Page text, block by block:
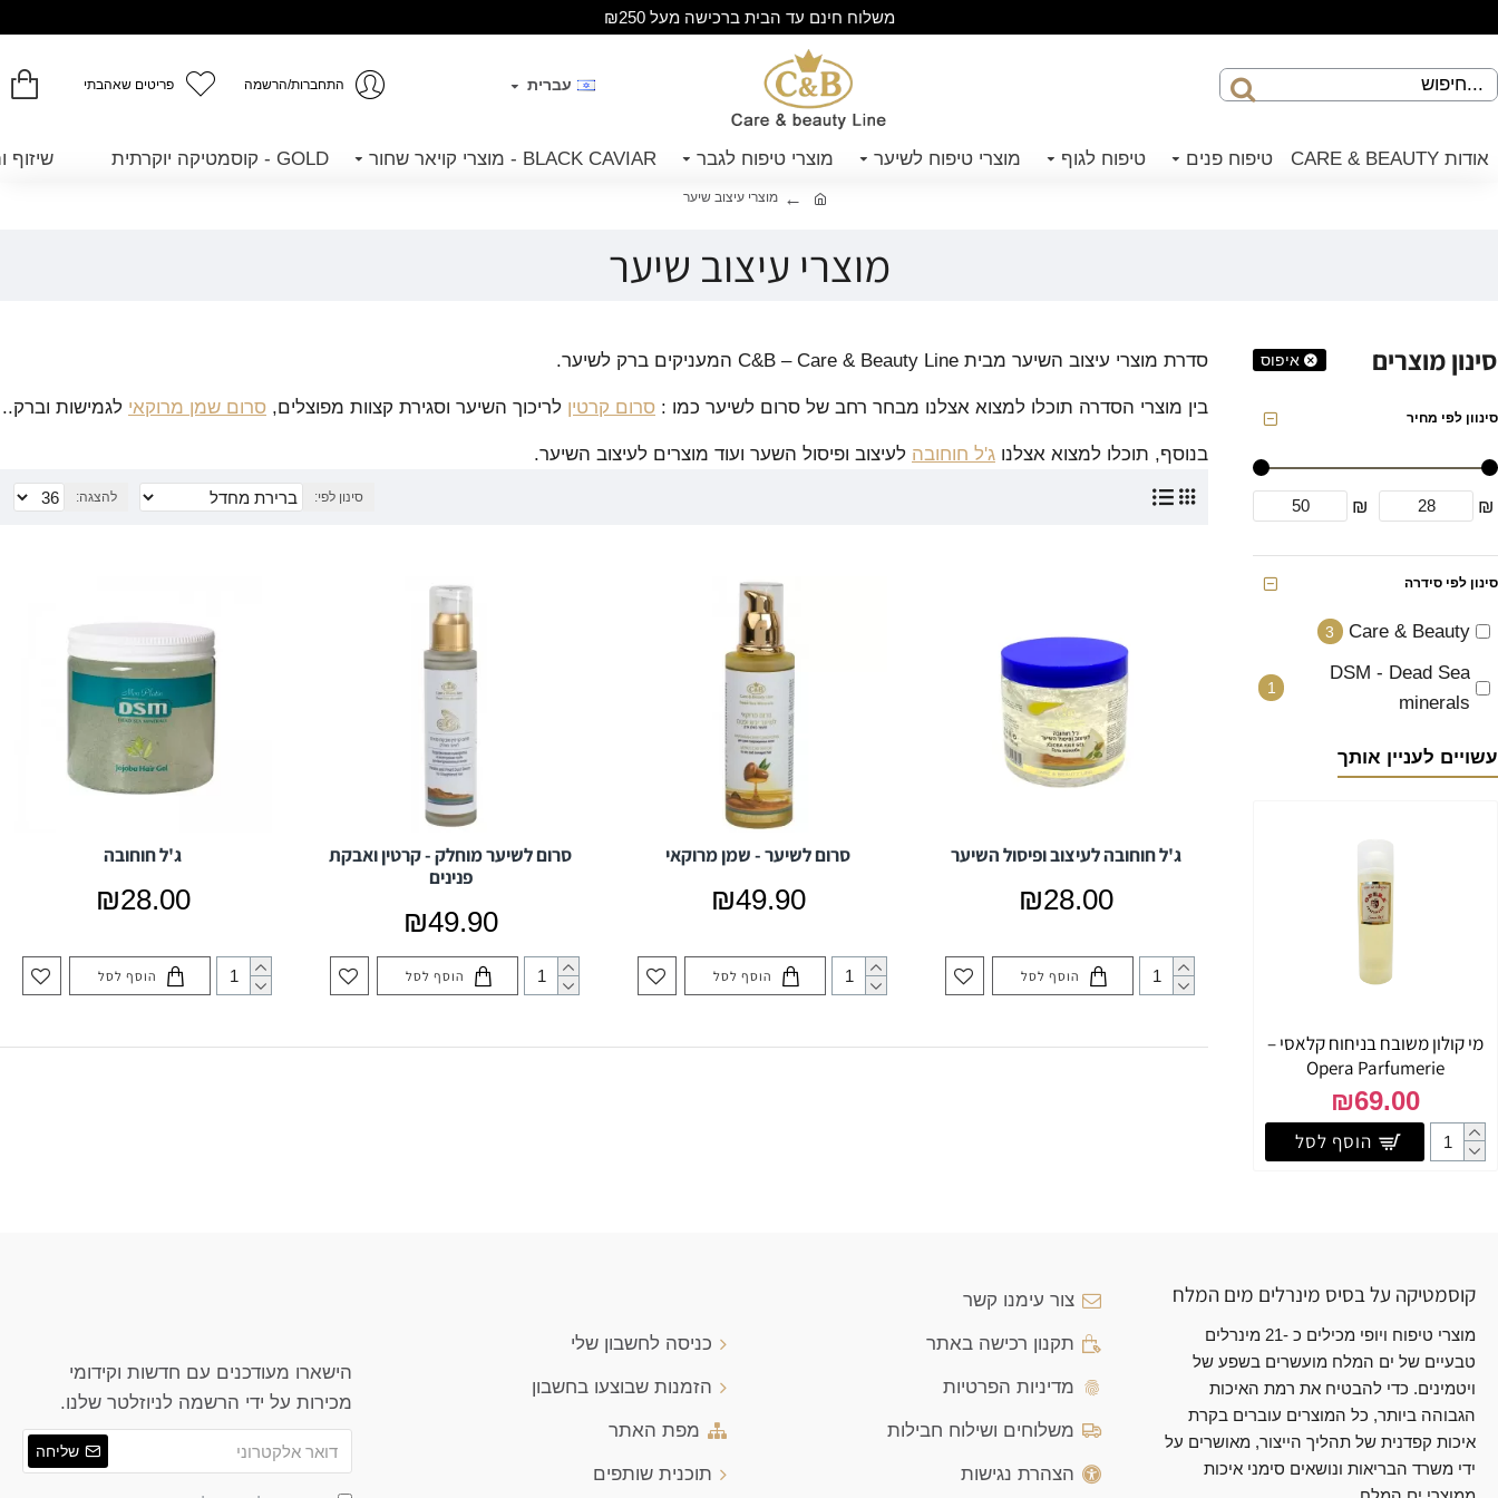
משלוח חינם עד הבית ברכישה מעל ₪250
עברית התחברות/הרשמה פריטים שאהבתי
אודות CARE & BEAUTY טיפוח פנים טיפוח לגוף מוצרי טיפוח לשיער מוצרי טיפוח לגבר BLACK CAVIAR - מוצרי קויאר שחור GOLD - קוסמטיקה יוקרתית שיזוף
מוצרי עיצוב שיער
מוצרי עיצוב שיער
סינון מוצרים איפוס
סינוון לפי מחיר
₪
₪
סינון לפי סידרה
Care & Beauty
3
DSM - Dead Sea
minerals
1
עשויים לעניין אותך
מי קולון משובח בניחוח קלאסי –
Opera Parfumerie
₪69.00
הוסף לסל
סדרת מוצרי עיצוב השיער מבית C&B – Care & Beauty Line המעניקים ברק לשיער.
בין מוצרי הסדרה תוכלו למצוא אצלנו מבחר רחב של סרום לשיער כמו : סרום קרטין לריכוך השיער וסגירת קצוות מפוצלים, סרום שמן מרוקאי לגמישות וברק..
בנוסף, תוכלו למצוא אצלנו ג'ל חוחובה לעיצוב ופיסול השער ועוד מוצרים לעיצוב השיער.
סינון לפי: להצגה:
ג'ל חוחובה לעיצוב ופיסול השיער
₪28.00
הוסף לסל
סרום לשיער - שמן מרוקאי
₪49.90
הוסף לסל
סרום לשיער מוחלק - קרטין ואבקת
פנינים
₪49.90
הוסף לסל
ג'ל חוחובה
₪28.00
הוסף לסל
קוסמטיקה על בסיס מינרלים מים המלח
מוצרי טיפוח ויופי מכילים כ -21 מינרלים
טבעיים של ים המלח מועשרים בשפע של
ויטמינים. כדי להבטיח את רמת האיכות
הגבוהה ביותר, כל המוצרים עוברים בקרת
איכות קפדנית של תהליך הייצור, מאושרים על
ידי משרד הבריאות ונושאים סימני איכות
צור עימנו קשר
תקנון רכישה באתר
מדיניות הפרטיות
משלוחים ושילוח חבילות
הצהרת נגישות
כניסה לחשבון שלי
הזמנות שבוצעו בחשבון
מפת האתר
תוכנית שותפים
הישארו מעודכנים עם חדשות וקידומי
מכירות על ידי הרשמה לניוזלטר שלנו.
שליחה